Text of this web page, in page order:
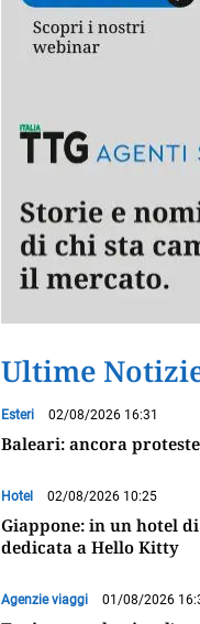
Ultime
Esteri 02/08/2026 16:31
Baleari: ancora
Hotel 02/08/2026 10:25
Giappone: in un hotel di
dedicata a Hello Kitty
Agenzie viaggi 01/08/2026